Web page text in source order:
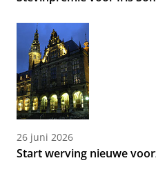
26 juni 2026
Start werving nieuwe